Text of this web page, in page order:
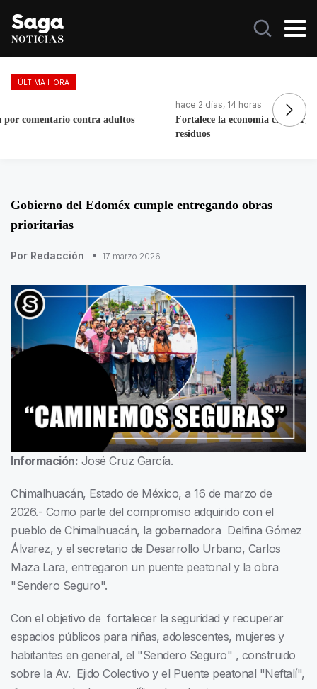
ÚLTIMA HORA
Fortalece la economía circular; recupera 30 toneladas de
Gobierno del Edoméx cumple entregando obras
prioritarias
Por Redacción 17 marzo 2026
Información: José Cruz García.
Chimalhuacán, Estado de México, a 16 de marzo de
2026.- Como parte del compromiso adquirido con el
pueblo de Chimalhuacán, la gobernadora Delfina Gómez
Álvarez, y el secretario de Desarrollo Urbano, Carlos
Maza Lara, entregaron un puente peatonal y la obra
"Sendero Seguro".
Con el objetivo de fortalecer la seguridad y recuperar
espacios públicos para niñas, adolescentes, mujeres y
habitantes en general, el "Sendero Seguro" , construido
sobre la Av. Ejido Colectivo y el Puente peatonal "Neftalí",